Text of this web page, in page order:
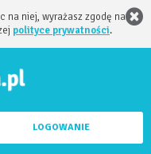
na niej, wyrażasz zgodę na
polityce prywatności.
LOGOWANIE